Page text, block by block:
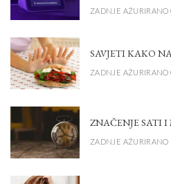
ZADNJE AŽURIRANO
SAVJETI KAKO
ZADNJE AŽURIRANO
ZNAČENJE SATI
ZADNJE AŽURIRANO